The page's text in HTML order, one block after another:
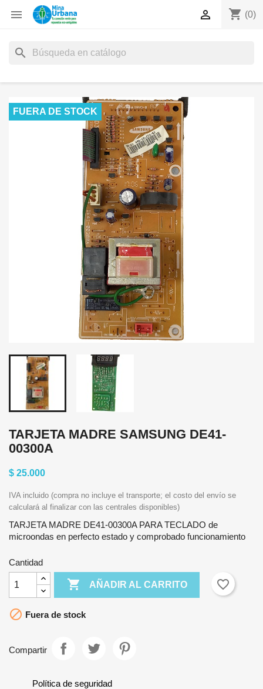
 shopping_cart (0)

search
FUERA DE STOCK
TARJETA MADRE SAMSUNG DE41-
00300A
$ 25.000
IVA incluido (compra no incluye el transporte; el costo del envío se
calculará al finalizar con las centrales disponibles)
TARJETA MADRE DE41-00300A PARA TECLADO de
microondas en perfecto estado y comprobado funcionamiento
Cantidad
 AÑADIR AL CARRITO favorite_border
 Fuera de stock
Compartir
Política de seguridad